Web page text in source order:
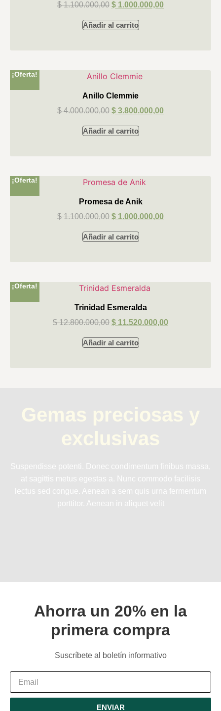
$1.100.000,00 $ 1.000.000,00
Añadir al carrito
¡Oferta!
Anillo Clemmie
$4.000.000,00 $ 3.800.000,00
Añadir al carrito
¡Oferta!
Promesa de Anik
$1.100.000,00 $ 1.000.000,00
Añadir al carrito
¡Oferta!
Trinidad Esmeralda
$12.800.000,00 $ 11.520.000,00
Añadir al carrito
Gemas preciosas y
exclusivas
Suspendisse potenti. Donec condimentum finibus massa,
at sagittis metus egestas a. Nunc commodo facilisis
lectus sed congue. Aenean a sem quis urna fermentum
porttitor. Aenean in aliquet velit
Ahorra un 20% en la
primera compra
Suscríbete al boletín informativo
ENVIAR